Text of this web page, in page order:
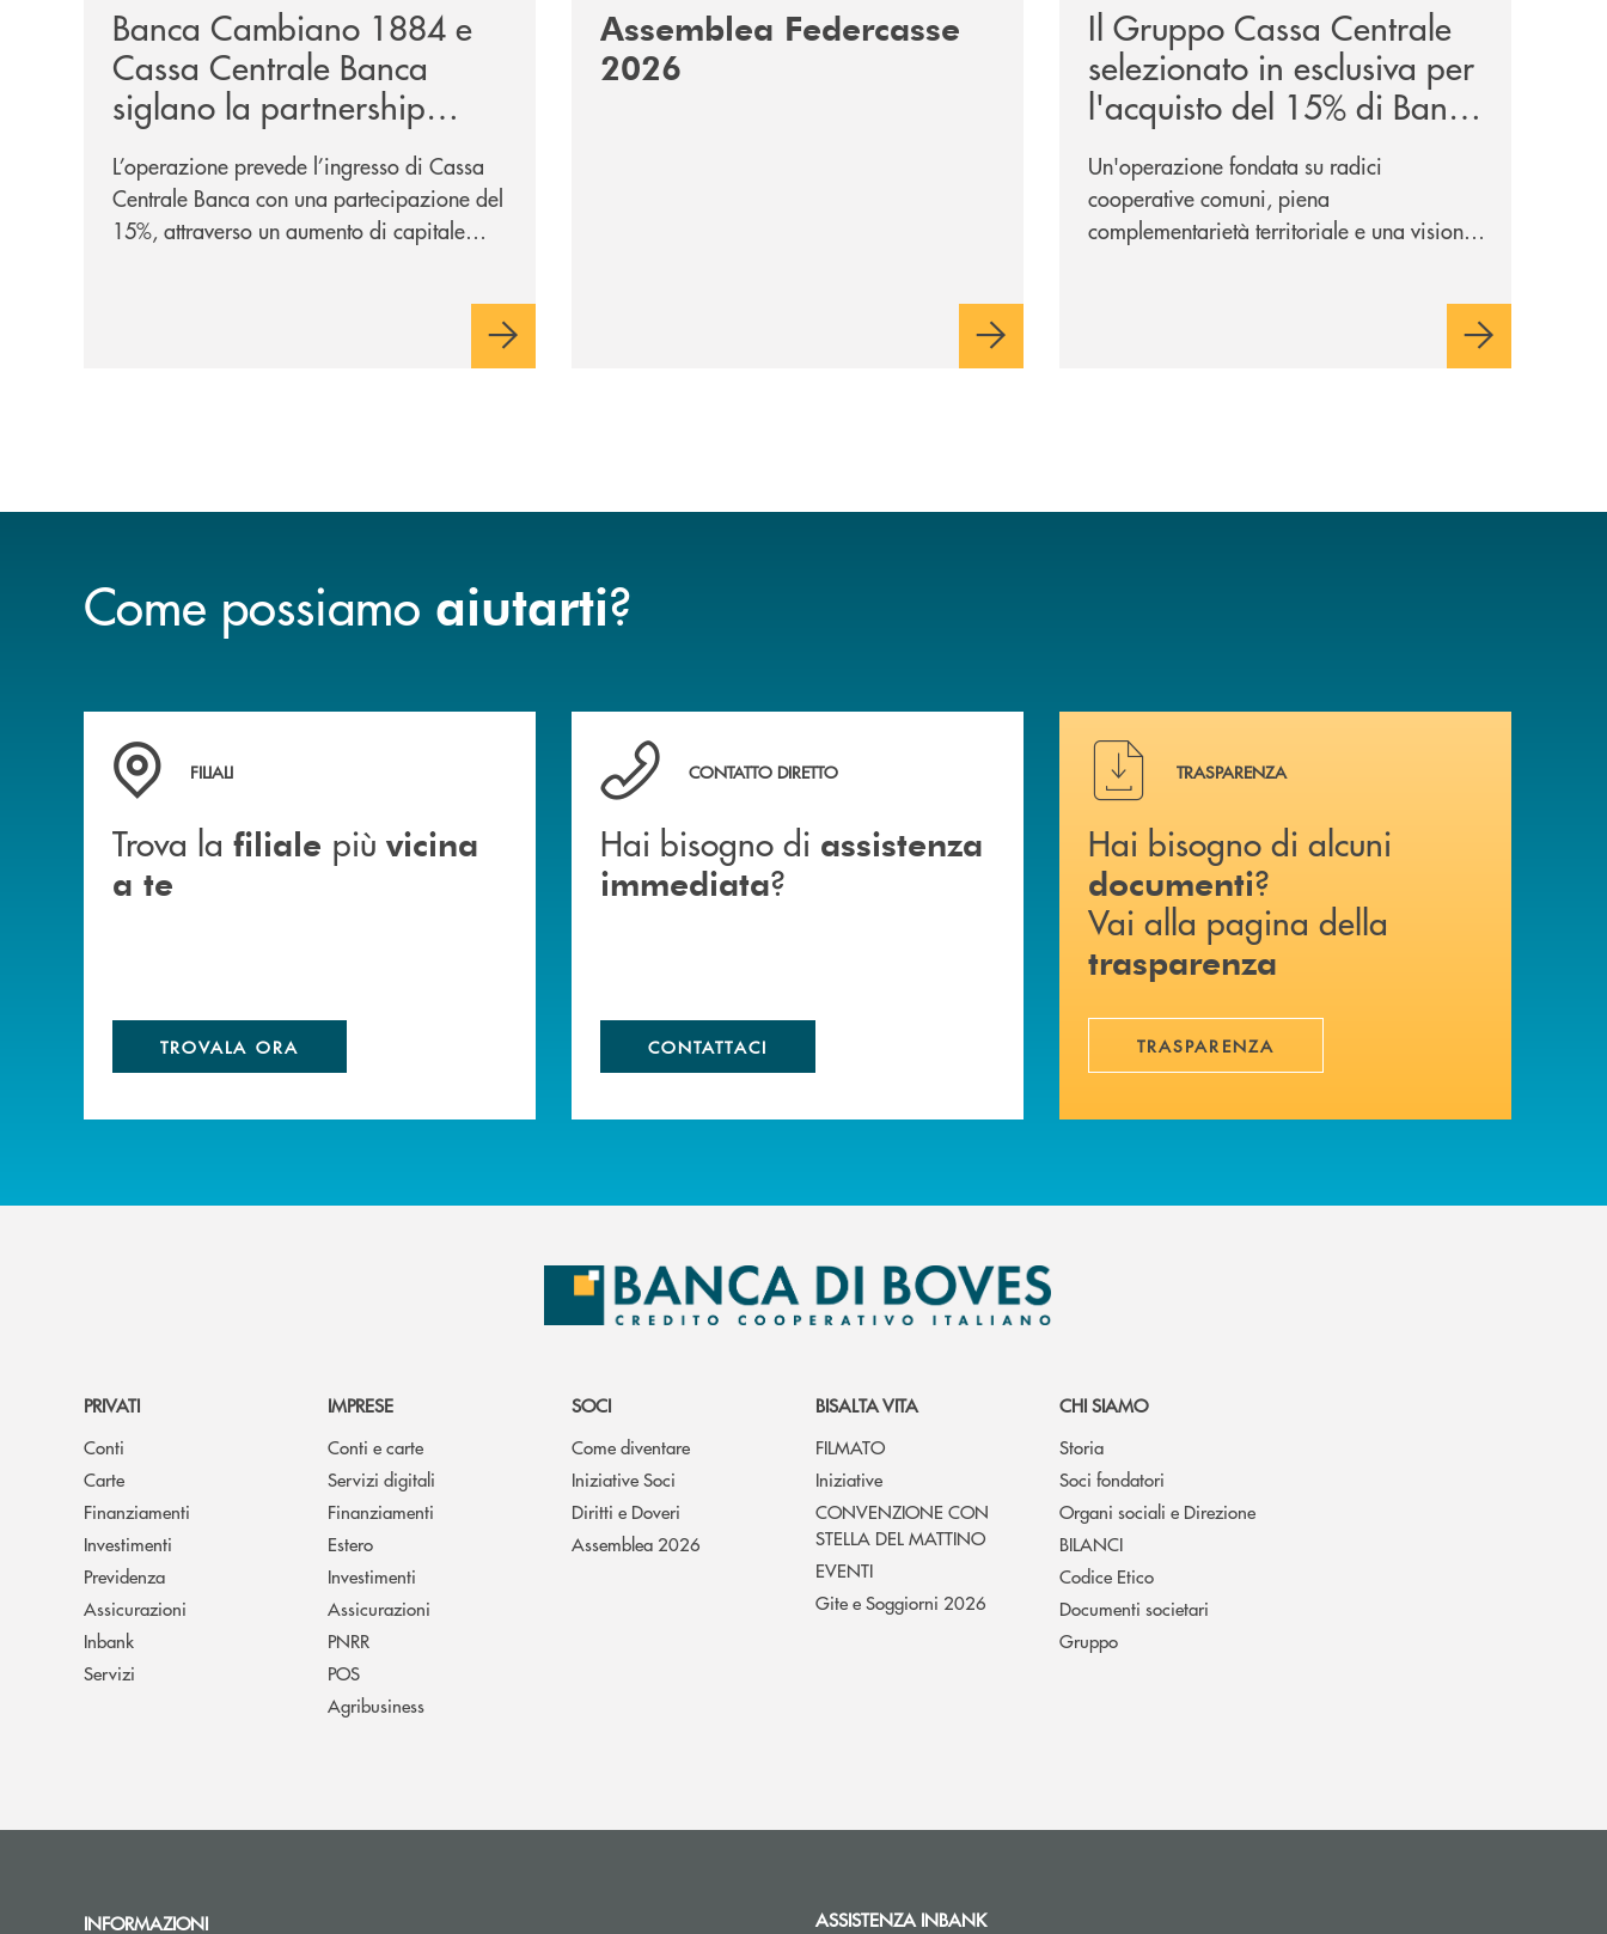
Banca Cambiano 1884 e
Cassa Centrale Banca
siglano la partnership
strategica
L’operazione prevede l’ingresso di Cassa
Centrale Banca con una partecipazione del
15%, attraverso un aumento di capitale
sulla condivisione di valori comuni e sulla
prossimità ai territori, per ampliare l’offerta
Assemblea Federcasse
2026
Il Gruppo Cassa Centrale
selezionato in esclusiva per
l'acquisto del 15% di Banca
Cambiano 1884
Un'operazione fondata su radici
cooperative comuni, piena
complementarietà territoriale e una visione
Come possiamo aiutarti?
Trova la filiale&nbsp; più vicina a te
FILIALI
Trova la filiale più vicina
a te
TROVALA ORA
Hai bisogno di assistenza immediata ?
CONTATTO DIRETTO
Hai bisogno di assistenza
immediata?
CONTATTACI
Hai bisogno di alcuni documenti ? Vai alla pagina della
TRASPARENZA
Hai bisogno di alcuni
documenti?
Vai alla pagina della
trasparenza
TRASPARENZA
PRIVATI
Conti
Carte
Finanziamenti
Investimenti
Previdenza
Assicurazioni
Inbank
Servizi
IMPRESE
Conti e carte
Servizi digitali
Finanziamenti
Estero
Investimenti
Assicurazioni
PNRR
POS
Agribusiness
SOCI
Come diventare
Iniziative Soci
Diritti e Doveri
Assemblea 2026
BISALTA VITA
FILMATO
Iniziative
CONVENZIONE CON
STELLA DEL MATTINO
EVENTI
Gite e Soggiorni 2026
CHI SIAMO
Storia
Soci fondatori
Organi sociali e Direzione
BILANCI
Codice Etico
Documenti societari
Gruppo
INFORMAZIONI ASSISTENZA INBANK